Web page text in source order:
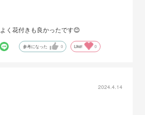
く花付きも良かったです😊
参考になった 0 Like! 0
2024.4.14